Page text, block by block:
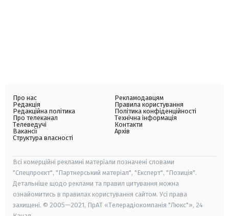
Про нас
Редакція
Редакційна політика
Про телеканал
Телеведучі
Вакансії
Структура власності
Рекламодавцям
Правила користування
Політика конфіденційності
Технічна інформація
Контакти
Архів
Всі комерційні рекламні матеріали позначені словами
"Спецпроєкт", "Партнерський матеріал", "Експерт", "Позиція".
Детальніше щодо реклами та правил цитування можна
ознайомитись в правилах користування сайтом. Усі права
захищені. © 2005—2021, ПрАТ «Телерадіокомпанія "Люкс"», 24